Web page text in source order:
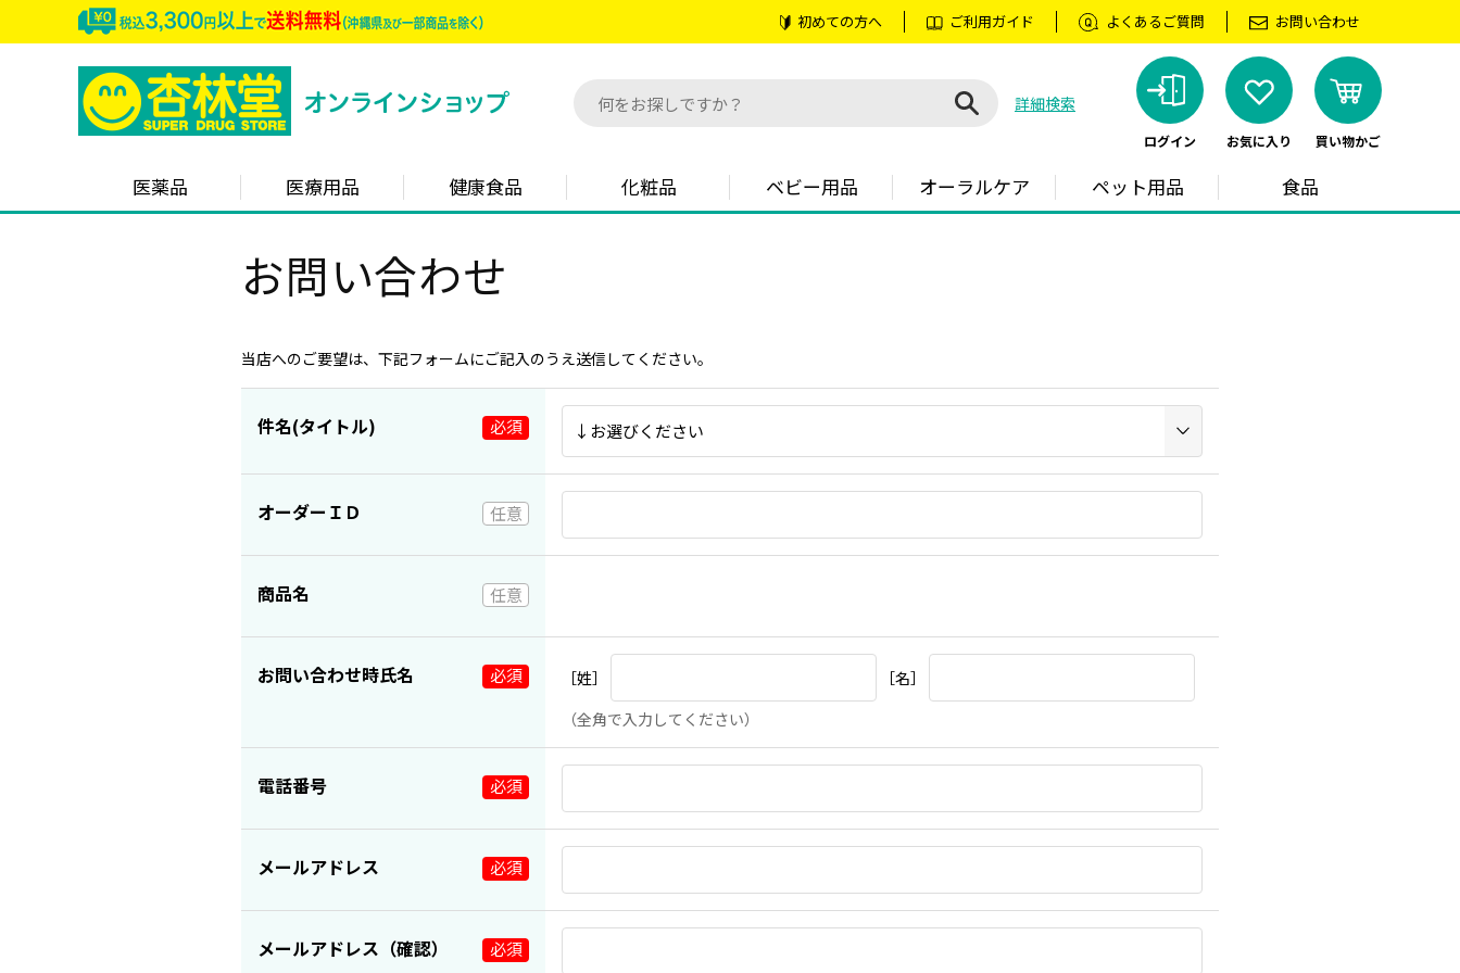
初めての方へ ご利用ガイド よくあるご質問 お問い合わせ
詳細検索
ログイン お気に入り 買い物かご
医薬品 医療用品 健康食品 化粧品 ベビー用品 オーラルケア ペット用品 食品
お問い合わせ
当店へのご要望は、下記フォームにご記入のうえ送信してください。
件名(タイトル)
オーダーＩＤ
商品名
お問い合わせ時氏名 ［姓］
［名］
（全角で入力してください）
電話番号
メールアドレス
メールアドレス（確認）